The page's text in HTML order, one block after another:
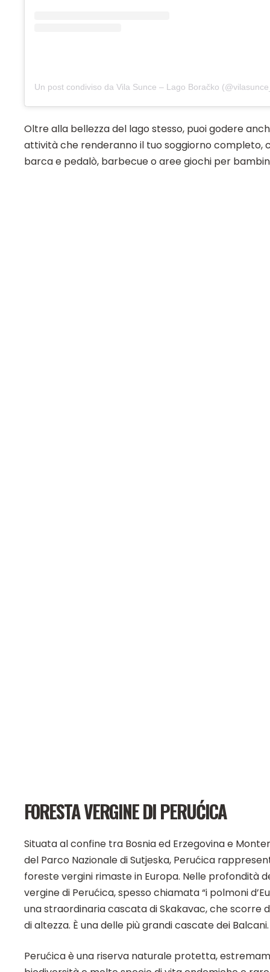
Oltre alla bellezza del lago stesso, puoi godere
attività che renderanno il tuo soggiorno completo,
barca e pedalò, barbecue o aree giochi per
FORESTA VERGINE DI PERUĆICA
Situata al confine tra Bosnia ed Erzegovina e
del Parco Nazionale di Sutjeska, Perućica
foreste vergini rimaste in Europa. Nelle profondità
vergine di Perućica, spesso chiamata “i polmoni
una straordinaria cascata di Skakavac, che scorre
di altezza. È una delle più grandi cascate dei Balcani.
Perućica è una riserva naturale protetta,